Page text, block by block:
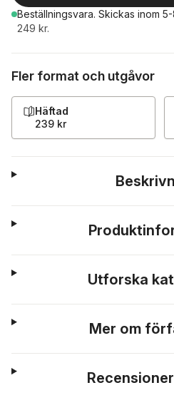
Beställningsvara. Skickas inom
249 kr.
Fler format och utgåvor
Häftad
239 kr
Utforska
Mer om